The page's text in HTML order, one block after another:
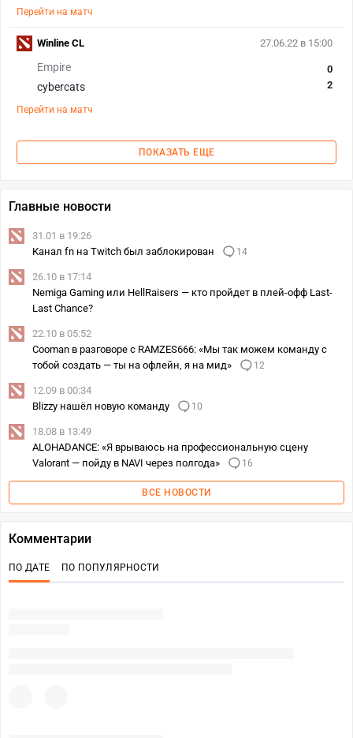
Перейти на матч
27.06.22 в 15:00
Empire
cybercats
0
2
Перейти на матч
Winline CL
ПОКАЗАТЬ ЕЩЕ
Главные новости
31.01 в 19:26
Канал fn на Twitch был заблокирован
14
26.10 в 17:14
Nemiga Gaming или HellRaisers — кто пройдет в плей-офф Last-
Last Chance?
22.10 в 05:52
Cooman в разговоре с RAMZES666: «Мы так можем команду с
тобой создать — ты на офлейн, я на мид»
12
12.09 в 00:34
Blizzy нашёл новую команду
10
18.08 в 13:49
ALOHADANCE: «Я врываюсь на профессиональную сцену
Valorant — пойду в NAVI через полгода»
16
ВСЕ НОВОСТИ
Комментарии
ПО ДАТЕ ПО ПОПУЛЯРНОСТИ